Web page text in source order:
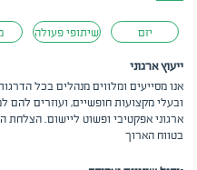
יזם שיתופי פעולה
ייעוץ ארגוני
אנו מסייעים ומלווים מנהלים בכל
ובעלי מקצועות חופשיים, ועוזרים להם
ארגוני אפקטיבי ופשוט ליישום. הצלחת
בטווח הארוך